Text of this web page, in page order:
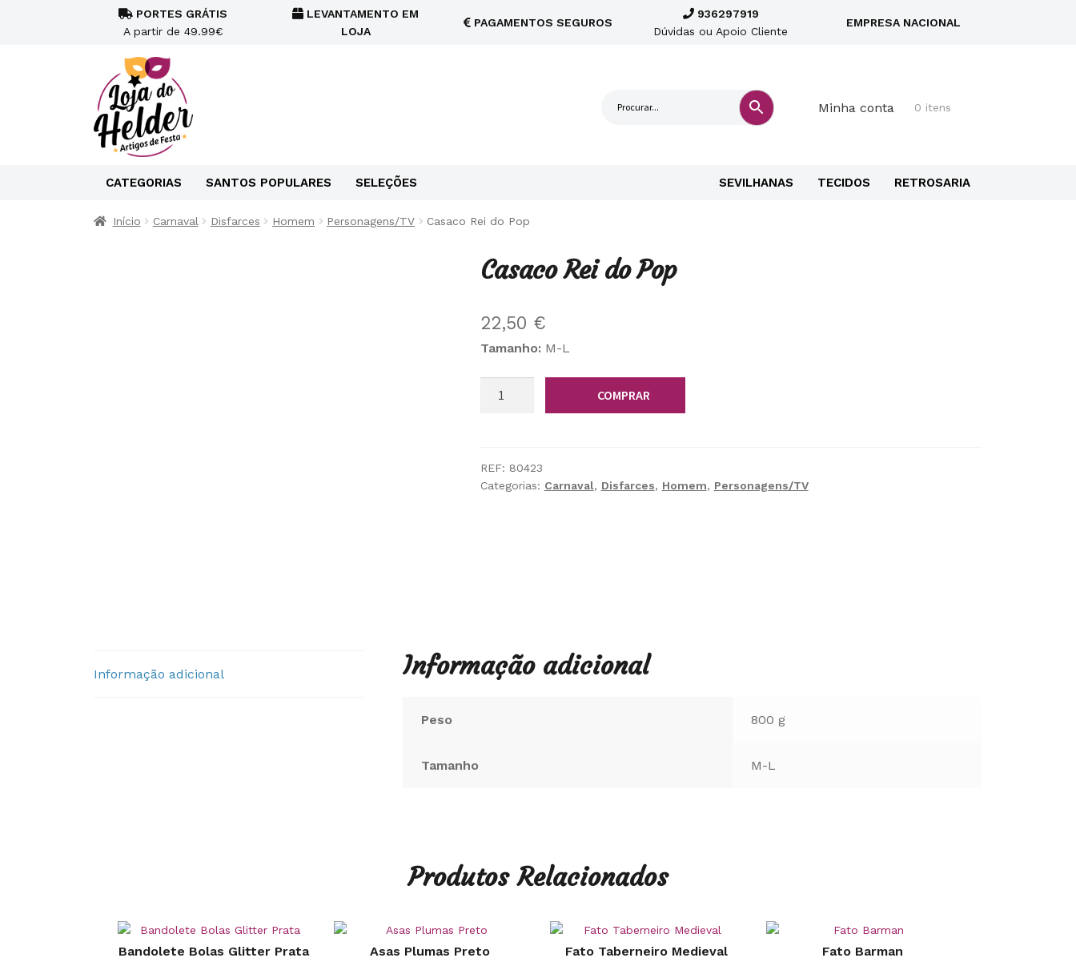
PORTES GRÁTIS
A partir de 49.99€
LEVANTAMENTO EM
LOJA
PAGAMENTOS SEGUROS
936297919
Dúvidas ou Apoio Cliente
EMPRESA NACIONAL
Minha conta 0 itens
CATEGORIAS SANTOS POPULARES SELEÇÕES SEVILHANAS TECIDOS RETROSARIA
Início Carnaval Disfarces Homem Personagens/TV Casaco Rei do Pop
Casaco Rei do Pop
22,50 €
Tamanho: M-L
do
Pop
COMPRAR
REF: 80423
Categorias: Carnaval, Disfarces, Homem, Personagens/TV
Informação adicional Informação adicional
Peso 800 g
Tamanho M-L
Produtos Relacionados
Bandolete Bolas Glitter Prata Asas Plumas Preto Fato Taberneiro Medieval Fato Barman